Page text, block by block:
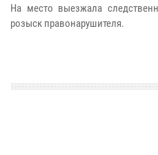
На место выезжала
розыск правонарушителя.